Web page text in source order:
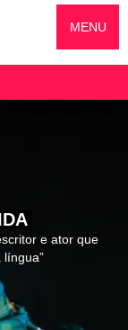
MENU
e ator que
língua”